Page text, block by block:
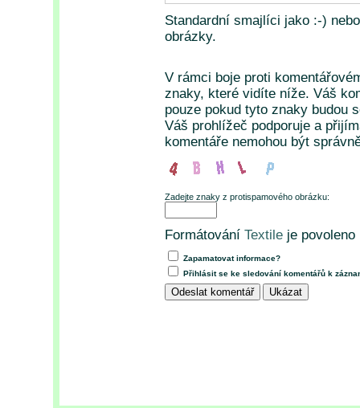
Standardní smajlíci jako :-)
obrázky.
V rámci boje proti
znaky, které vidíte níže. Váš
pouze pokud tyto znaky budou
Váš prohlížeč podporuje a
komentáře nemohou být
Zadejte znaky z protispamového obrázku:
FormátováníTextile je povoleno
Zapamatovat informace?
Přihlásit se ke sledování komentářů k